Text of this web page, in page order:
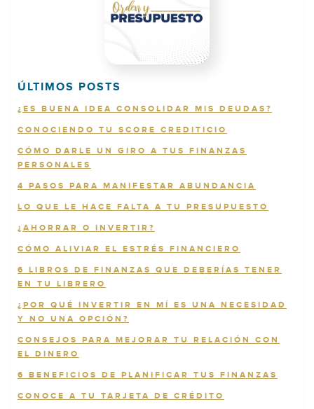
ÚLTIMOS POSTS
¿ES BUENA IDEA CONSOLIDAR MIS DEUDAS?
CONOCIENDO TU SCORE CREDITICIO
CÓMO DARLE UN GIRO A TUS FINANZAS
PERSONALES
4 PASOS PARA MANIFESTAR ABUNDANCIA
LO QUE LE HACE FALTA A TU PRESUPUESTO
¿AHORRAR O INVERTIR?
CÓMO ALIVIAR EL ESTRÉS FINANCIERO
6 LIBROS DE FINANZAS QUE DEBERÍAS TENER
EN TU LIBRERO
¿POR QUÉ INVERTIR EN MÍ ES UNA NECESIDAD
Y NO UNA OPCIÓN?
CONSEJOS PARA MEJORAR TU RELACIÓN CON
EL DINERO
6 BENEFICIOS DE PLANIFICAR TUS FINANZAS
CONOCE A TU TARJETA DE CRÉDITO